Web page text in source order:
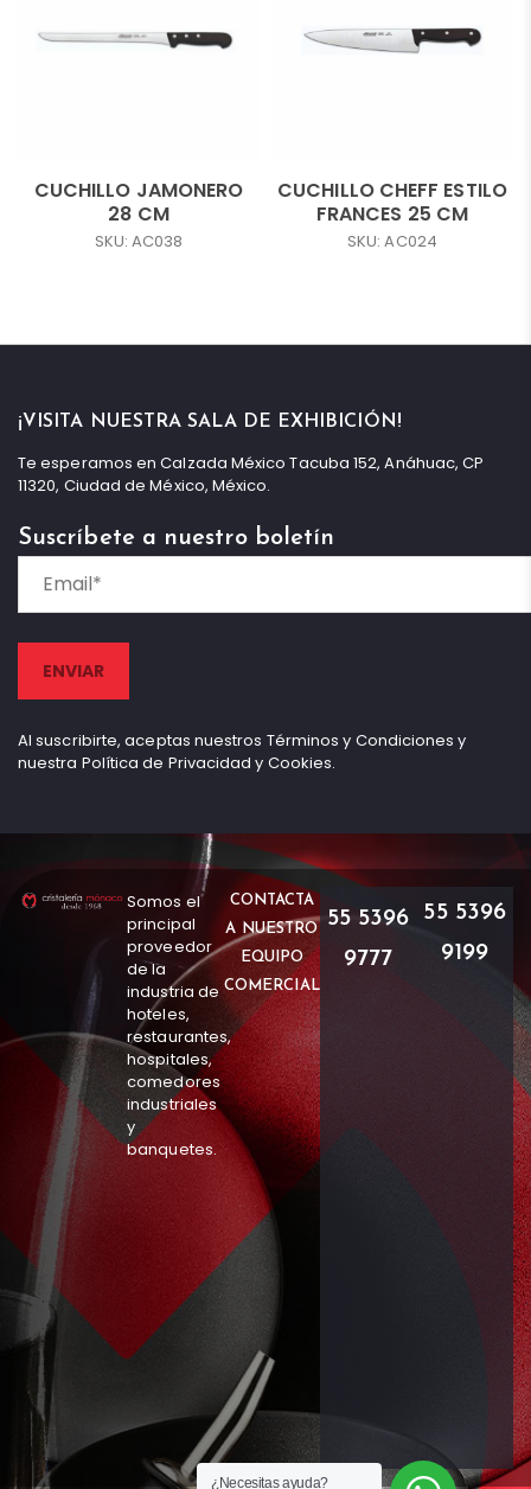
CUCHILLO JAMONERO
28 CM
SKU: AC038
CUCHILLO CHEFF ESTILO
FRANCES 25 CM
SKU: AC024
¡VISITA NUESTRA SALA DE EXHIBICIÓN!
Te esperamos en Calzada México Tacuba 152, Anáhuac, CP
11320, Ciudad de México, México.
Suscríbete a nuestro boletín
Al suscribirte, aceptas nuestros Términos y Condiciones y
nuestra Política de Privacidad y Cookies.
Somos el
principal
proveedor
de la
industria de
hoteles,
restaurantes,
hospitales,
comedores
industriales
y
banquetes.
CONTACTA
A NUESTRO
EQUIPO
COMERCIAL
55 5396
9777
55 5396
9199
¿Necesitas ayuda?